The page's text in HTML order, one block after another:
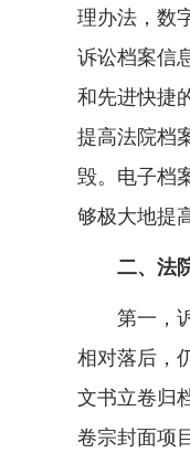
理办法，数
诉讼档案信
和先进快捷
提高法院档
毁。电子档
够极大地提
二、法院
第一，诉
相对落后，
文书立卷归
卷宗封面项